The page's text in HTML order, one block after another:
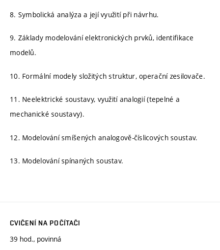
8. Symbolická analýza a její využití při návrhu.
9. Základy modelování elektronických prvků, identifikace
modelů.
10. Formální modely složitých struktur, operační zesilovače.
11. Neelektrické soustavy, využití analogií (tepelné a
mechanické soustavy).
12. Modelování smíšených analogově-číslicových soustav.
13. Modelování spínaných soustav.
CVIČENÍ NA POČÍTAČI
39 hod., povinná